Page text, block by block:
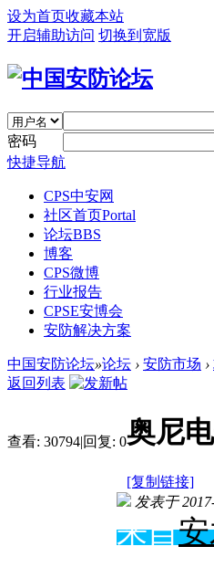
设为首页收藏本站
开启辅助访问 切换到宽版
密码
快捷导航
CPS中安网
社区首页Portal
论坛BBS
博客
CPS微博
行业报告
CPSE安博会
安防解决方案
中国安防论坛»论坛 › 安防市场 ›
返回列表
查看: 30794|回复: 0奥尼
[复制链接]
发表于
来自